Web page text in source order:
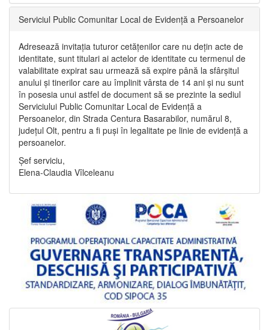
Serviciul Public Comunitar Local de Evidență a Persoanelor
Adresează invitația tuturor cetățenilor care nu dețin acte de
identitate, sunt titulari ai actelor de identitate cu termenul de
valabilitate expirat sau urmează să expire până la sfârșitul
anului și tinerilor care au împlinit vârsta de 14 ani și nu sunt
în posesia unui astfel de document să se prezinte la sediul
Serviciului Public Comunitar Local de Evidență a
Persoanelor, din Strada Centura Basarabilor, numărul 8,
județul Olt, pentru a fi puși în legalitate pe linie de evidență a
persoanelor.
Șef serviciu,
Elena-Claudia Vîlceleanu